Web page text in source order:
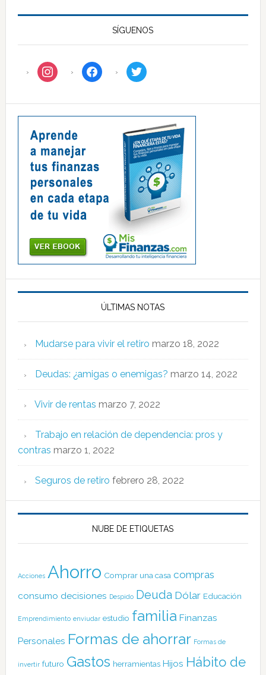
SÍGUENOS
instagram facebook twitter
ÚLTIMAS NOTAS
Mudarse para vivir el retiro marzo 18, 2022
Deudas: ¿amigas o enemigas? marzo 14, 2022
Vivir de rentas marzo 7, 2022
Trabajo en relación de dependencia: pros y
contras marzo 1, 2022
Seguros de retiro febrero 28, 2022
NUBE DE ETIQUETAS
Acciones Ahorro Comprar una casa compras
consumo decisiones Despido Deuda Dólar Educación
Emprendimiento enviudar estudio familia Finanzas
Personales Formas de ahorrar Formas de
invertir futuro Gastos herramientas Hijos Hábito de